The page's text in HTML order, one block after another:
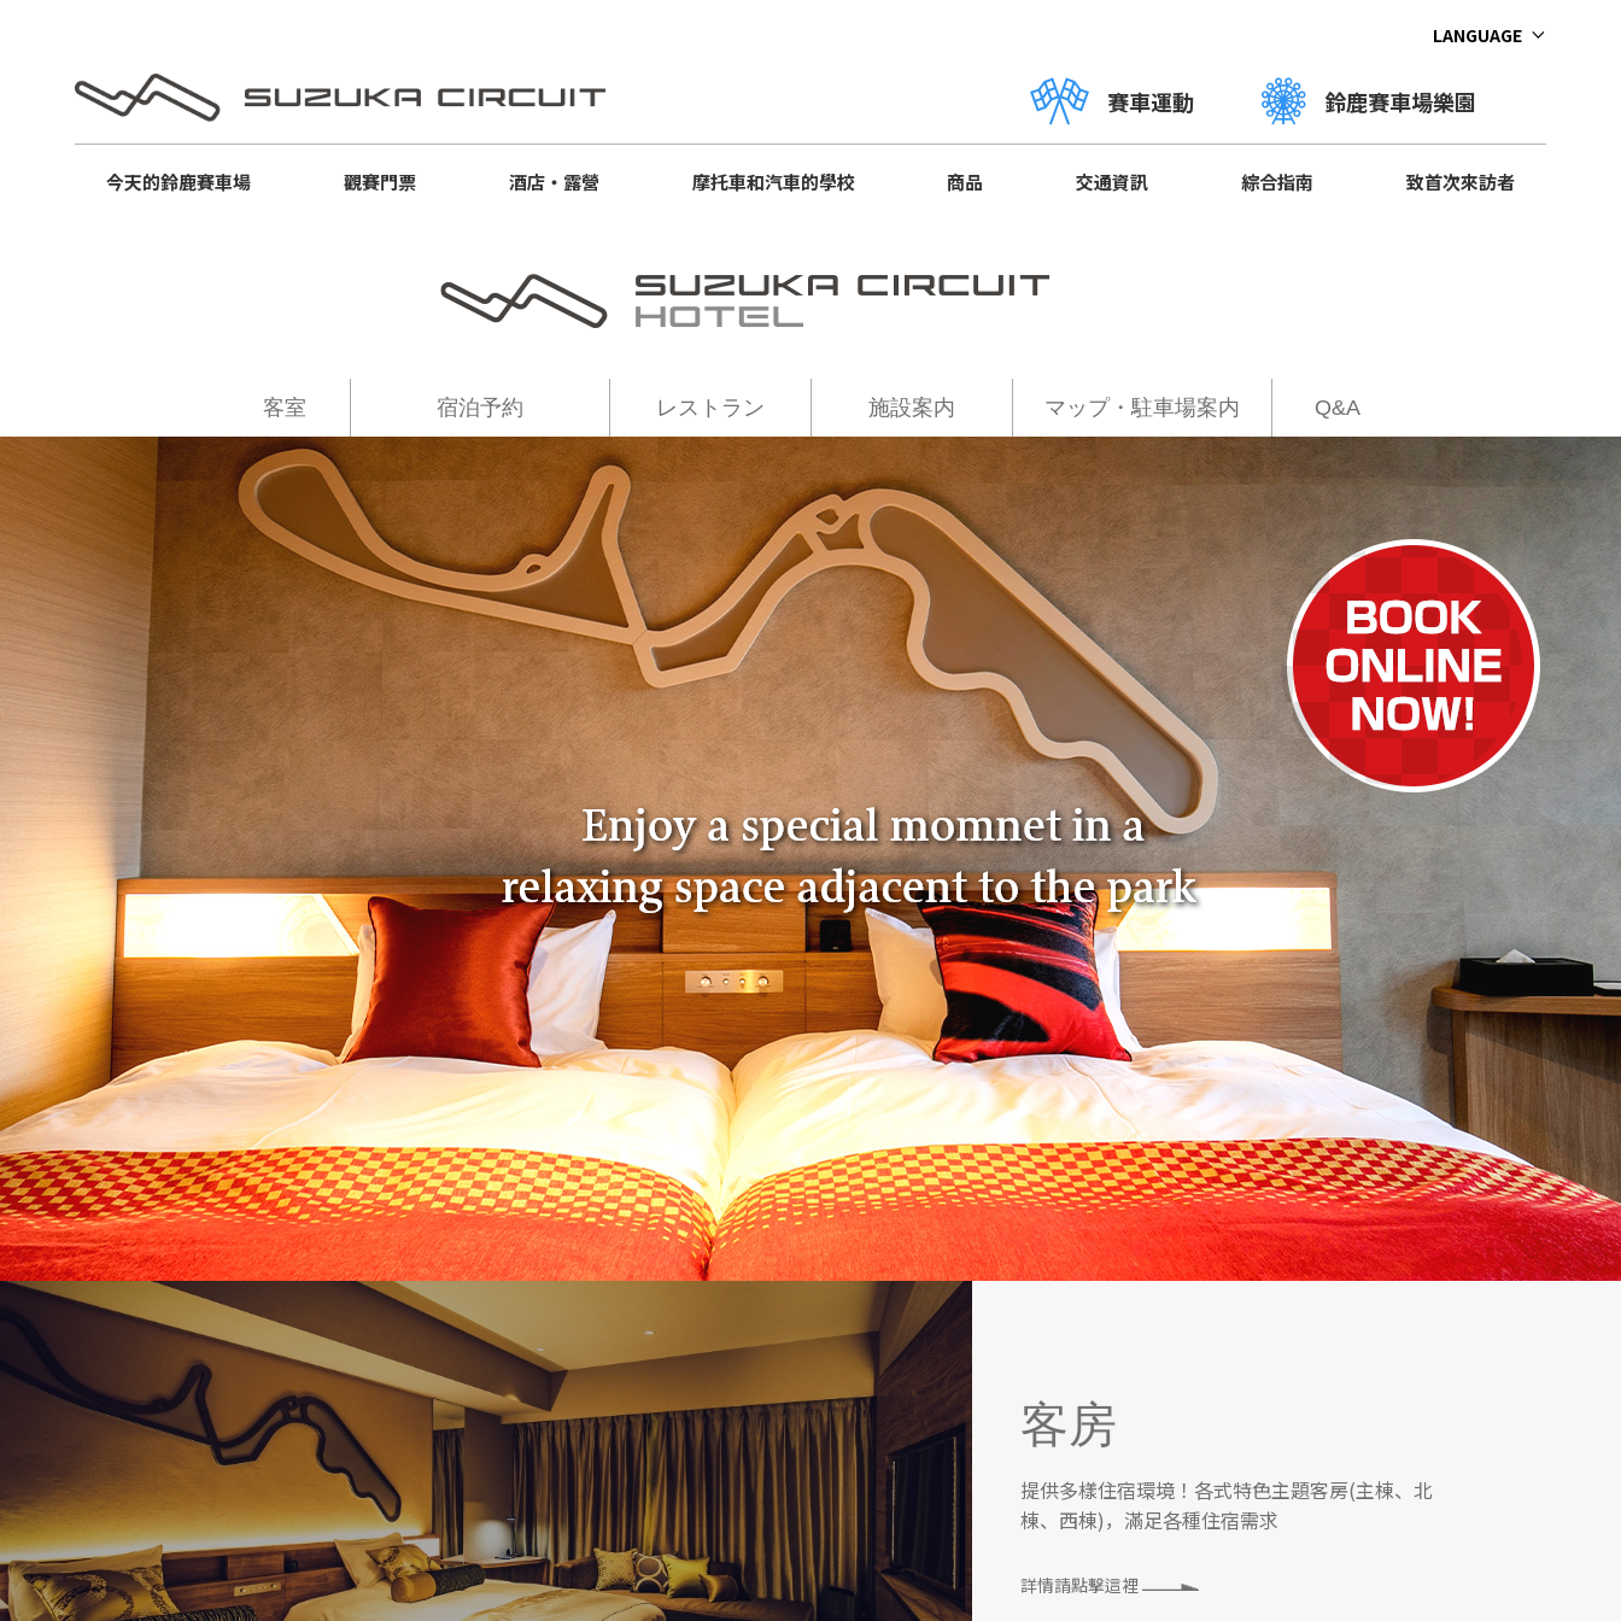
LANGUAGE
賽車運動 鈴鹿賽車場樂園
今天的鈴鹿賽車場 觀賽門票 酒店・露營 摩托車和汽車的學校 商品 交通資訊 綜合指南 致首次來訪者
客室 宿泊予約 レストラン 施設案内 マップ・駐車場案内 Q&A
客房
提供多樣住宿環境！各式特色主題客房(主棟、北
棟、西棟)，滿足各種住宿需求
詳情請點擊這裡